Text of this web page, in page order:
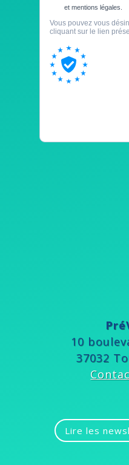
10
37032
Lire les